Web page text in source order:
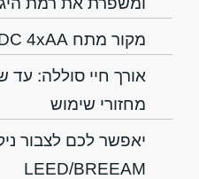
מקור מתח AC/DC 4xAA
מחזורי שימוש
יאפשר לכם לצבור
LEED/BREEAM